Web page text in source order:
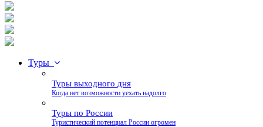
Туры
Туры выходного дня
Когда нет возможности уехать надолго
Туры по России
Туристический потенциал России огромен